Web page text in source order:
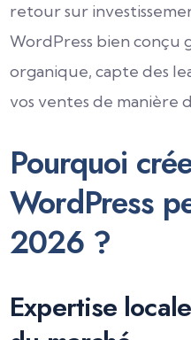
retour sur
WordPress bien conçu
organique, capte des
vos ventes de manière
Pourquoi
WordPress
2026 ?
Expertise